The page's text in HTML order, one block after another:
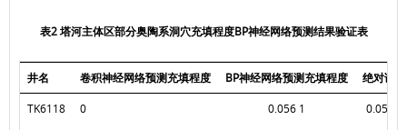
表2 塔河主体区部分奥陶系洞穴充填程度BP神经网络预测结果验证表
井名 卷积神经网络预测充填程度 BP神经网络预测充填程度 绝对误差
TK6118 0 0.056 1 0.056 1